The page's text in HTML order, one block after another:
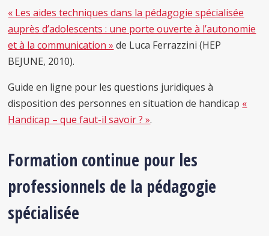
« Les aides techniques dans la pédagogie spécialisée
auprès d’adolescents : une porte ouverte à l’autonomie
et à la communication » de Luca Ferrazzini (HEP
BEJUNE, 2010).
Guide en ligne pour les questions juridiques à
disposition des personnes en situation de handicap «
Handicap – que faut-il savoir ? ».
Formation continue pour les
professionnels de la pédagogie
spécialisée